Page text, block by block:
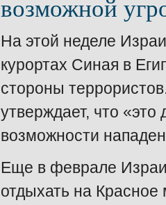
возможной
На этой неделе
курортах Синая в
стороны
утверждает, что
возможности
Еще в феврале
отдыхать на